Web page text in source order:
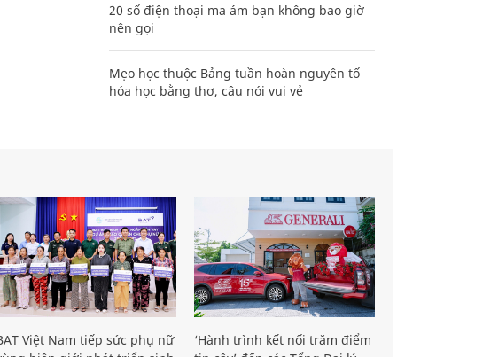
20 số điện thoại ma ám bạn không bao giờ
nên gọi
Mẹo học thuộc Bảng tuần hoàn nguyên tố
hóa học bằng thơ, câu nói vui vẻ
Việt Nam tiếp sức phụ nữ
‘Hành trình kết nối trăm điểm